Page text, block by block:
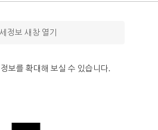
정보 새창 열기
보를 확대해 보실 수 있습니다.